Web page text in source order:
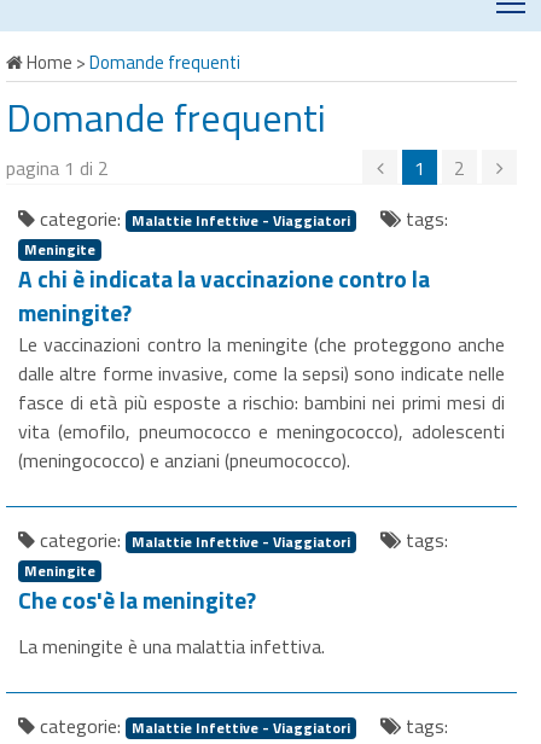
Home >Domande frequenti
Domande frequenti
pagina 1 di 2 1
2
categorie: Malattie Infettive - Viaggiatori tags:
Meningite
A chi è indicata la vaccinazione contro la
meningite?
Le vaccinazioni contro la meningite (che proteggono anche
dalle altre forme invasive, come la sepsi) sono indicate nelle
fasce di età più esposte a rischio: bambini nei primi mesi di
vita (emofilo, pneumococco e meningococco), adolescenti
(meningococco) e anziani (pneumococco).
categorie: Malattie Infettive - Viaggiatori tags:
Meningite
Che cos'è la meningite?
La meningite è una malattia infettiva.
categorie: Malattie Infettive - Viaggiatori tags: